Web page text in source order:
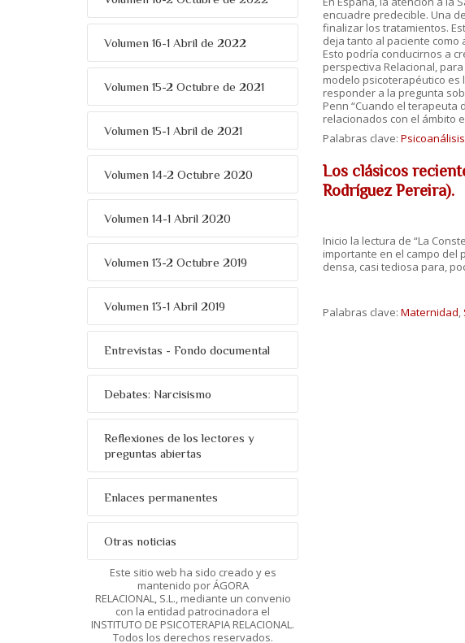
Volumen 16-1 Abril de 2022
Volumen 15-2 Octubre de 2021
Volumen 15-1 Abril de 2021
Volumen 14-2 Octubre 2020
Volumen 14-1 Abril 2020
Volumen 13-2 Octubre 2019
Volumen 13-1 Abril 2019
Entrevistas - Fondo documental
Debates: Narcisismo
Reflexiones de los lectores y
preguntas abiertas
Enlaces permanentes
Otras noticias
Este sitio web ha sido creado y es
mantenido por ÁGORA
RELACIONAL, S.L., mediante un convenio
con la entidad patrocinadora el
INSTITUTO DE PSICOTERAPIA RELACIONAL.
Todos los derechos reservados.
encuadre predecible. Una
finalizar los tratamientos.
deja tanto al paciente
Esto podría conducirnos a
perspectiva Relacional,
modelo psicoterapéutico
responder a la pregunta
Penn “Cuando el terapeuta
relacionados con el ámbito
Palabras clave:
Los clásicos
Rodríguez Pereira).
Inicio la lectura de “La
importante en el campo del
densa, casi tediosa para,
Palabras clave: Maternidad,